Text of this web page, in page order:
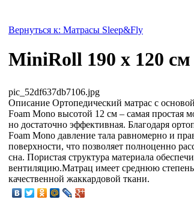
Вернуться к: Матрасы Sleep&Fly
MiniRoll 190 x 120 см
pic_52df637db7106.jpg
Описание Ортопедический матрас с
Foam Mono высотой 12 см – самая простая
но достаточно эффективная. Благодаря
Foam Mono давление тала равномерно и
поверхности, что позволяет полноценно
сна. Пористая структура материала
вентиляцию.Матрац имеет среднюю
качественной жаккардовой ткани.